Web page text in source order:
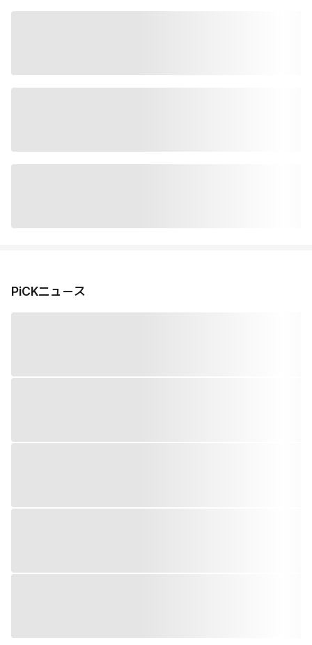
PiCKニュース